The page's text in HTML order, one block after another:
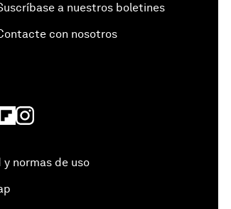
a nuestros boletines
con nosotros
normas de uso